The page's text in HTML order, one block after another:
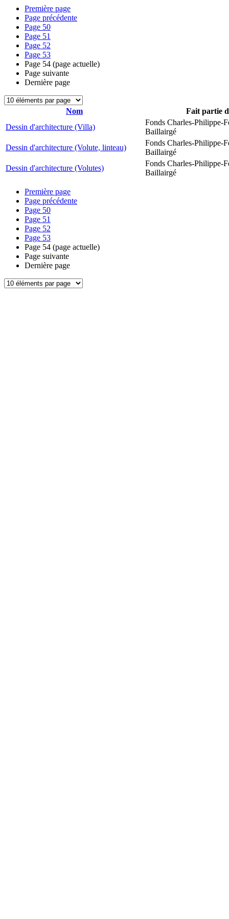
Première page
Page précédente
Page 50
Page 51
Page 52
Page 53
Page 54 (page actuelle)
Page suivante
Dernière page
Nom
Fait partie
Dessin d'architecture (Villa)
Fonds Charles-Philippe-
Baillairgé
Dessin d'architecture (Volute, linteau)
Fonds Charles-Philippe-
Baillairgé
Dessin d'architecture (Volutes)
Fonds Charles-Philippe-
Baillairgé
Première page
Page précédente
Page 50
Page 51
Page 52
Page 53
Page 54 (page actuelle)
Page suivante
Dernière page